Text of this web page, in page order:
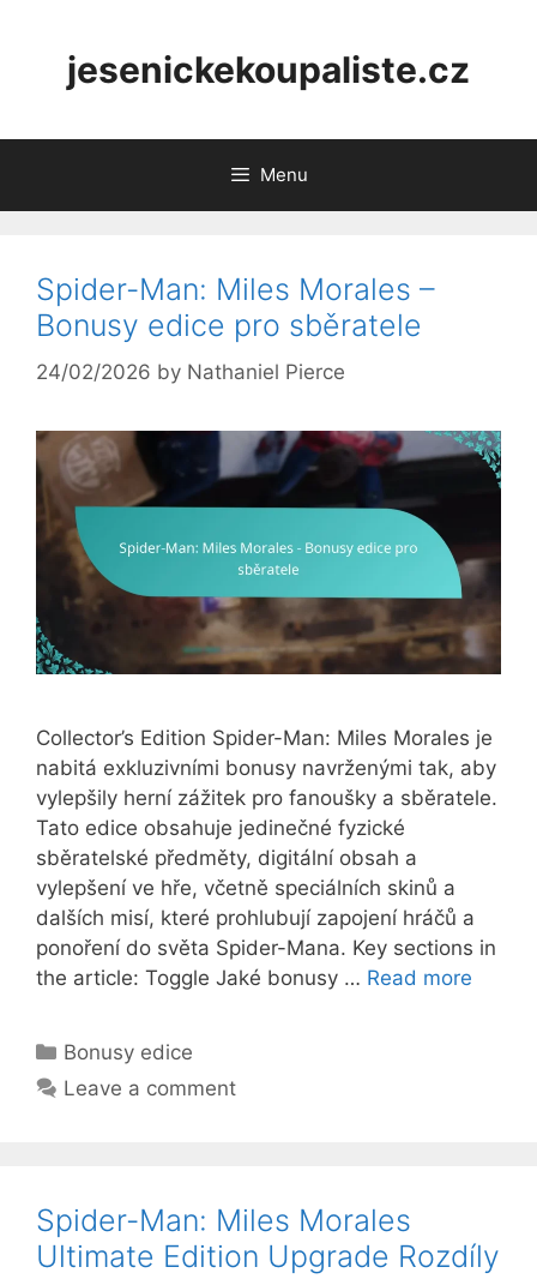
jesenickekoupaliste.cz
Menu
Spider-Man: Miles Morales –
Bonusy edice pro sběratele
24/02/2026 by Nathaniel Pierce
Collector’s Edition Spider-Man: Miles Morales je
nabitá exkluzivními bonusy navrženými tak, aby
vylepšily herní zážitek pro fanoušky a sběratele.
Tato edice obsahuje jedinečné fyzické
sběratelské předměty, digitální obsah a
vylepšení ve hře, včetně speciálních skinů a
dalších misí, které prohlubují zapojení hráčů a
ponoření do světa Spider-Mana. Key sections in
the article: Toggle Jaké bonusy … Read more
Categories
Bonusy edice
Leave a comment
Spider-Man: Miles Morales
Ultimate Edition Upgrade Rozdíly